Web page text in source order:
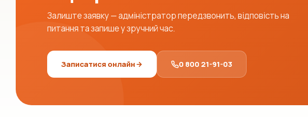
Залиште заявку — адміністратор передзвонить, відповість на
питання та запише у зручний час.
Записатися онлайн 0 800 21-91-03